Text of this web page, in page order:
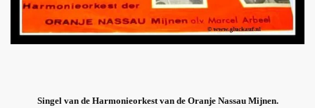
Singel van de Harmonieorkest van de Oranje Nassau Mijnen.